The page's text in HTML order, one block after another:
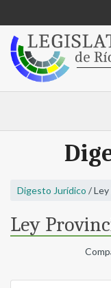
Digesto Jurídico / Ley
Ley